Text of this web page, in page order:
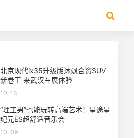
北京现代ix35升级版沐飒合资SUV
新卷王 来武汉车展体验
10-13
“理工男”也能玩转高端艺术！星途星
纪元ES超舒适音乐会
10-09